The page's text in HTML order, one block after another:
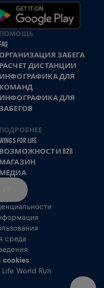
ПОМОЩЬ
FAQ
ОРГАНИЗАЦИЯ ЗАБЕГА
РАСЧЕТ ДИСТАНЦИИ
ИНФОГРАФИКА ДЛЯ
КОМАНД
ИНФОГРАФИКА ДЛЯ
ПОДРОБНЕЕ
FOR LIFE
ВОЗМОЖНОСТИ B2B
МАГАЗИН
МЕДИА
среда
cookies
World Run